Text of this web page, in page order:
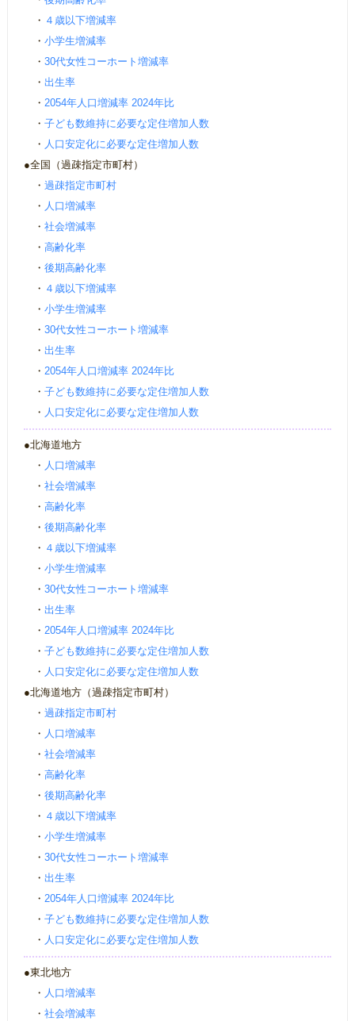
・ ４歳以下増減率
・ 小学生増減率
・ 30代女性コーホート増減率
・ 出生率
・ 2054年人口増減率 2024年比
・ 子ども数維持に必要な定住増加人数
・ 人口安定化に必要な定住増加人数
●全国（過疎指定市町村）
・ 過疎指定市町村
・ 人口増減率
・ 社会増減率
・ 高齢化率
・ 後期高齢化率
・ ４歳以下増減率
・ 小学生増減率
・ 30代女性コーホート増減率
・ 出生率
・ 2054年人口増減率 2024年比
・ 子ども数維持に必要な定住増加人数
・ 人口安定化に必要な定住増加人数
●北海道地方
・ 人口増減率
・ 社会増減率
・ 高齢化率
・ 後期高齢化率
・ ４歳以下増減率
・ 小学生増減率
・ 30代女性コーホート増減率
・ 出生率
・ 2054年人口増減率 2024年比
・ 子ども数維持に必要な定住増加人数
・ 人口安定化に必要な定住増加人数
●北海道地方（過疎指定市町村）
・ 過疎指定市町村
・ 人口増減率
・ 社会増減率
・ 高齢化率
・ 後期高齢化率
・ ４歳以下増減率
・ 小学生増減率
・ 30代女性コーホート増減率
・ 出生率
・ 2054年人口増減率 2024年比
・ 子ども数維持に必要な定住増加人数
・ 人口安定化に必要な定住増加人数
●東北地方
・ 人口増減率
・ 社会増減率